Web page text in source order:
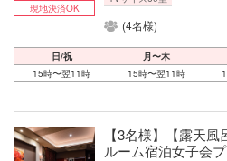
(4名様)
現地決済OK
日/祝 月〜木
15時〜翌11時
15時〜翌11時
【3名様】【露天
ルーム宿泊女子会